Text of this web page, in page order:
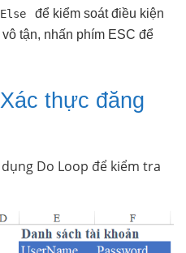
để kiểm soát điều kiện
tận, nhấn phím ESC để
thực đăng
Do Loop để kiểm tra